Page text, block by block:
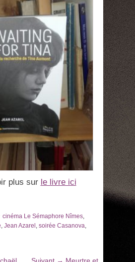
plus sur le livre ici
cinéma Le Sémaphore Nîmes,
, Jean Azarel, soirée Casanova,
Article